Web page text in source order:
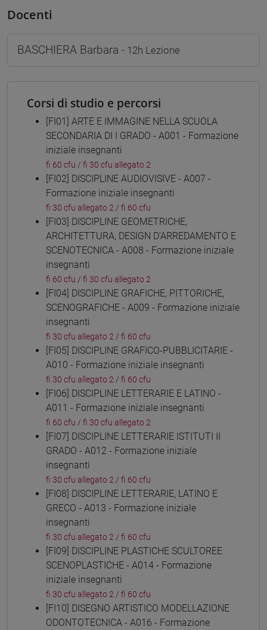
Docenti
BASCHIERA Barbara - 12h Lezione
Corsi di studio e percorsi
[FI01] ARTE E IMMAGINE NELLA SCUOLA
SECONDARIA DI I GRADO - A001 - Formazione
iniziale insegnanti
fi 60 cfu / fi 30 cfu allegato 2
[FI02] DISCIPLINE AUDIOVISIVE - A007 -
Formazione iniziale insegnanti
fi 30 cfu allegato 2 / fi 60 cfu
[FI03] DISCIPLINE GEOMETRICHE,
ARCHITETTURA, DESIGN D'ARREDAMENTO E
SCENOTECNICA - A008 - Formazione iniziale
insegnanti
fi 60 cfu / fi 30 cfu allegato 2
[FI04] DISCIPLINE GRAFICHE, PITTORICHE,
SCENOGRAFICHE - A009 - Formazione iniziale
insegnanti
fi 30 cfu allegato 2 / fi 60 cfu
[FI05] DISCIPLINE GRAFICO-PUBBLICITARIE -
A010 - Formazione iniziale insegnanti
fi 30 cfu allegato 2 / fi 60 cfu
[FI06] DISCIPLINE LETTERARIE E LATINO -
A011 - Formazione iniziale insegnanti
fi 60 cfu / fi 30 cfu allegato 2
[FI07] DISCIPLINE LETTERARIE ISTITUTI II
GRADO - A012 - Formazione iniziale
insegnanti
fi 30 cfu allegato 2 / fi 60 cfu
[FI08] DISCIPLINE LETTERARIE, LATINO E
GRECO - A013 - Formazione iniziale
insegnanti
fi 30 cfu allegato 2 / fi 60 cfu
[FI09] DISCIPLINE PLASTICHE SCULTOREE
SCENOPLASTICHE - A014 - Formazione
iniziale insegnanti
fi 30 cfu allegato 2 / fi 60 cfu
[FI10] DISEGNO ARTISTICO MODELLAZIONE
ODONTOTECNICA - A016 - Formazione